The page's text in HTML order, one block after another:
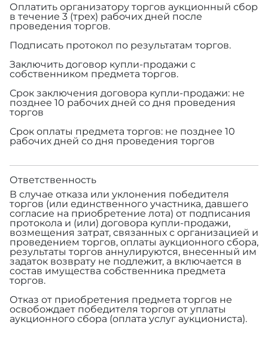
Оплатить организатору торгов аукционный сбор
в течение 3 (трех) рабочих дней после
проведения торгов.
Подписать протокол по результатам торгов.
Заключить договор купли-продажи с
собственником предмета торгов.
Срок заключения договора купли-продажи: не
позднее 10 рабочих дней со дня проведения
торгов
Срок оплаты предмета торгов: не позднее 10
рабочих дней со дня проведения торгов
Ответственность
В случае отказа или уклонения победителя
торгов (или единственного участника, давшего
согласие на приобретение лота) от подписания
протокола и (или) договора купли-продажи,
возмещения затрат, связанных с организацией и
проведением торгов, оплаты аукционного сбора,
результаты торгов аннулируются, внесенный им
задаток возврату не подлежит, а включается в
состав имущества собственника предмета
торгов.
Отказ от приобретения предмета торгов не
освобождает победителя торгов от уплаты
аукционного сбора (оплата услуг аукциониста).